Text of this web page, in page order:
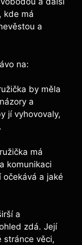
⁢kde má
a
na:
by měla
a
jí vyhovovaly,
má
‌komunikaci
a jaké
a
⁢zdá. ⁤Její
stránce věci,